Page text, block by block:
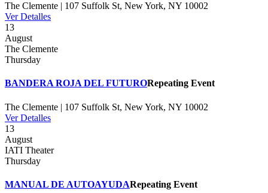
The Clemente | 107 Suffolk St, New York, NY 10002
Ver Detalles
13
August
The Clemente
Thursday
BANDERA ROJA DEL FUTURORepeating Event
The Clemente | 107 Suffolk St, New York, NY 10002
Ver Detalles
13
August
IATI Theater
Thursday
MANUAL DE AUTOAYUDARepeating Event